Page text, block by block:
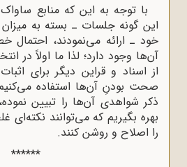
با توجه به این که منابع
این گونه جلسات ـ بسته به
خود ـ ارائه می‌نمودند، احتمال
آن‌ها وجود دارد؛ لذا ما اولاً در
از اسناد و قراین دیگر برای
صحت بودنِ آن‌ها استفاده
ذکر شواهدی آن‌ها را تبیین
بهره بگیریم که می‌توانند
را اصلاح و روشن کنند.
******